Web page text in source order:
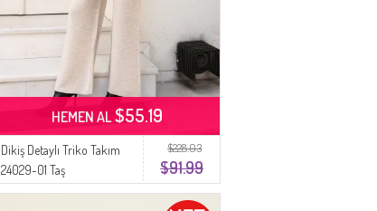
$228.03
$91.99
Dikiş Detaylı Triko Takım
24029-01 Taş
HEMEN AL$55.19